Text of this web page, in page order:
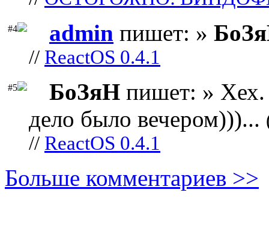
#4 admin пишет: »
// ReactOS 0.4.1
#5 БоЗяН пишет: » Хех.
дело было вечером)))...
// ReactOS 0.4.1
Больше комментариев >>